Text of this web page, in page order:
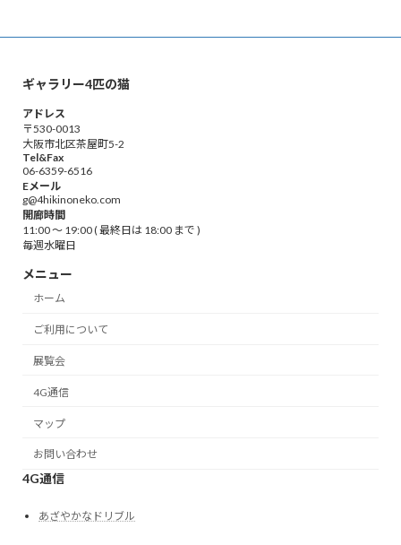
ギャラリー4匹の猫
アドレス
〒530-0013
大阪市北区茶屋町5-2
Tel&Fax
06-6359-6516
Eメール
g@4hikinoneko.com
開廊時間
11:00 ～ 19:00 ( 最終日は 18:00 まで )
毎週水曜日
メニュー
ホーム
ご利用について
展覧会
4G通信
マップ
お問い合わせ
4G通信
あざやかなドリブル